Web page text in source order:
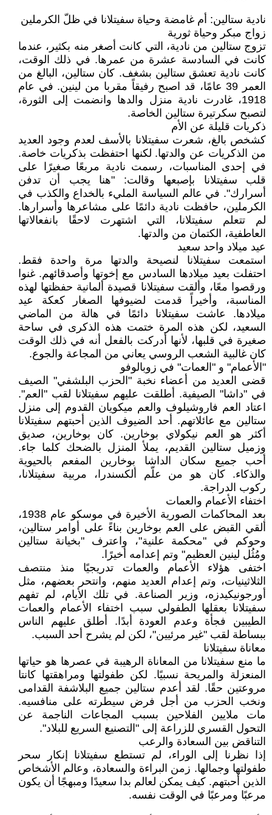
نادية ستالين: أم غامضة وحياة سفيتلانا في ظلّ الكرملين
زواج مبكر وحياة ثورية
تزوج ستالين من نادية، التي كانت أصغر منه بكثير، عندما
كانت في السادسة عشرة من عمرها. في ذلك الوقت،
كانت نادية تعشق ستالين بشغف. كان ستالين، البالغ من
العمر 39 عامًا، قد اصبح رفيقاً مقربا من لينين. في عام
1918، غادرت نادية منزل والدها وانضمت إلى الثورة،
لتصبح سكرتيرة ستالين الخاصة.
ذكريات قليلة عن الأم
كشخص بالغ، شعرت سفيتلانا بالأسف لعدم وجود العديد
من الذكريات عن والدتها. لكنها احتفظت بذكريات خاصة.
في إحدى المناسبات، رسمت نادية مربعًا صغيرًا على
قلب سفيتلانا بإصبعها وقالت: "هنا يجب أن تدفن
أسرارك". في عالم السياسة المليء بالخداع والكذب في
الكرملين، حافظت نادية دائمًا على مشاعرها وأسرارها.
لم تتعلم سفيتلانا، التي اشتهرت لاحقًا بانفعالاتها
العاطفية، الكتمان من والدتها.
عيد ميلاد واحد سعيد
استمعت سفيتلانا لنصيحة والدتها مرة واحدة فقط.
احتفلت بعيد ميلادها السادس مع إخوتها وأصدقائهم. غنوا
ورقصوا معًا، وألقت سفيتلانا قصيدة ألمانية حفظتها لهذه
المناسبة، وأخيراً قدمت لضيوفها الصغار كعكة عيد
ميلادها. عاشت سفيتلانا دائمًا في هالة من الماضي
السعيد، لكن هذه المرة ختمت هذه الذكرى في ساحة
صغيرة في قلبها، لأنها أدركت بالفعل أنه في ذلك الوقت
كان غالبية الشعب الروسي يعاني من المجاعة والجوع.
"الأعمام" و "العمات" في زوبالوفو
قضى العديد من أعضاء نخبة "الحزب البلشفي" الصيف
في "داشا" الصيفية. أطلقت عليهم سفيتلانا لقب "العم".
اعتاد العم فاروشيلوف والعم ميكويان القدوم إلى منزل
ستالين مع عائلاتهم. أحد الضيوف الذين أحبتهم سفيتلانا
أكثر هو العم نيكولاي بوخارين. كان بوخارين، صديق
وزميل ستالين القديم، يملأ المنزل بالضحك كلما جاء.
أحب جميع سكان الداشا بوخارين المفعم بالحيوية
والذكاء. كان هو من علّم ألكسندرا، مربية سفيتلانا،
ركوب الدراجة.
اختفاء الأعمام والعمات
بعد المحاكمات الصورية الأخيرة في موسكو عام 1938،
ألقي القبض على العم بوخارين بناءً على أوامر ستالين،
وحوكم في "محكمة علنية"، واعترف "بخيانة ستالين
ومُثُل لينين العظيم" وتم إعدامه أخيرًا.
اختفى هؤلاء الأعمام والعمات تدريجيًا منذ منتصف
الثلاثينيات، وتم إعدام العديد منهم، وانتحر بعضهم، مثل
أورجونيكيدزه، وزير الصناعة. في تلك الأيام، لم تفهم
سفيتلانا بعقلها الطفولي سبب اختفاء الأعمام والعمات
الطيبين فجأة وعدم العودة أبدًا. أطلق عليهم الناس
ببساطة لقب "غير مرئيين"، لكن لم يشرح أحد السبب.
معاناة سفيتلانا
ما منع سفيتلانا من المعاناة الرهيبة في عصرها هو حياتها
المنعزلة والمريحة نسبيًا. لكن طفولتها ومراهقتها كانتا
مروعتين حقًا. لقد أعدم ستالين جميع البلاشفة القدامى
ونخب الحزب من أجل فرض سيطرته على منافسيه.
مات ملايين الفلاحين بسبب المجاعات الناجمة عن
التحول القسري للزراعة إلى "التصنيع السريع للبلاد".
التناقض بين السعادة والرعب
إذا نظرنا إلى الوراء، لم تستطع سفيتلانا إنكار سحر
طفولتها وجمالها. زمن البراءة والسعادة، وعالم الأشخاص
الذين أحبتهم. كيف يمكن لعالم بدا سعيدًا ومبهجًا أن يكون
مرعبًا ومرعبًا في الوقت نفسه.